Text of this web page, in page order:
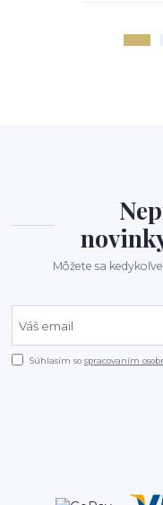
Môžete sa
Súhlasím sospracovaním